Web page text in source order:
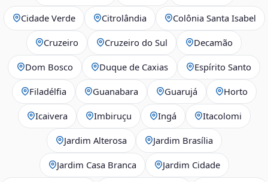
Cidade Verde Citrolândia Colônia Santa Isabel
Cruzeiro Cruzeiro do Sul Decamão
Dom Bosco Duque de Caxias Espírito Santo
Filadélfia Guanabara Guarujá Horto
Icaivera Imbiruçu Ingá Itacolomi
Jardim Alterosa Jardim Brasília
Jardim Casa Branca Jardim Cidade